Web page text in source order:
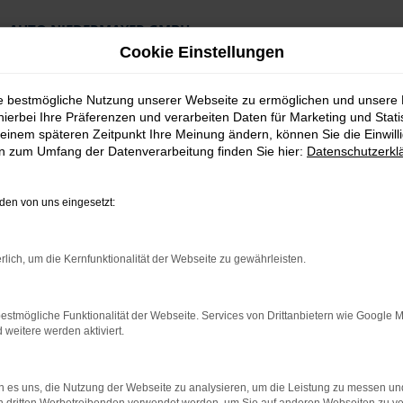
AUTO NIEDERMAYER GMBH
Preiswerte Angebote
Neuwagen
kaum zu toppen
und festgestellt, dass es kaum ein geeigneteres
von Škoda erkennen lässt und doch
Cookie Einstellungen
bestmögliche Nutzung unserer Webseite zu ermöglichen und unsere
Ihre Präferenzen und verarbeiten Daten für Marketing und
späteren Zeitpunkt Ihre Meinung ändern, können Sie die
zum Umfang der Datenverarbeitung finden Sie hier:
von uns eingesetzt:
um die Kernfunktionalität der Webseite zu gewährleisten.
Funktionalität der Webseite. Services von Drittanbietern wie Google
weitere werden aktiviert.
es uns, die Nutzung der Webseite zu analysieren, um die Leistung zu messen